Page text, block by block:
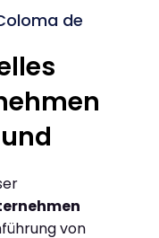
de
von